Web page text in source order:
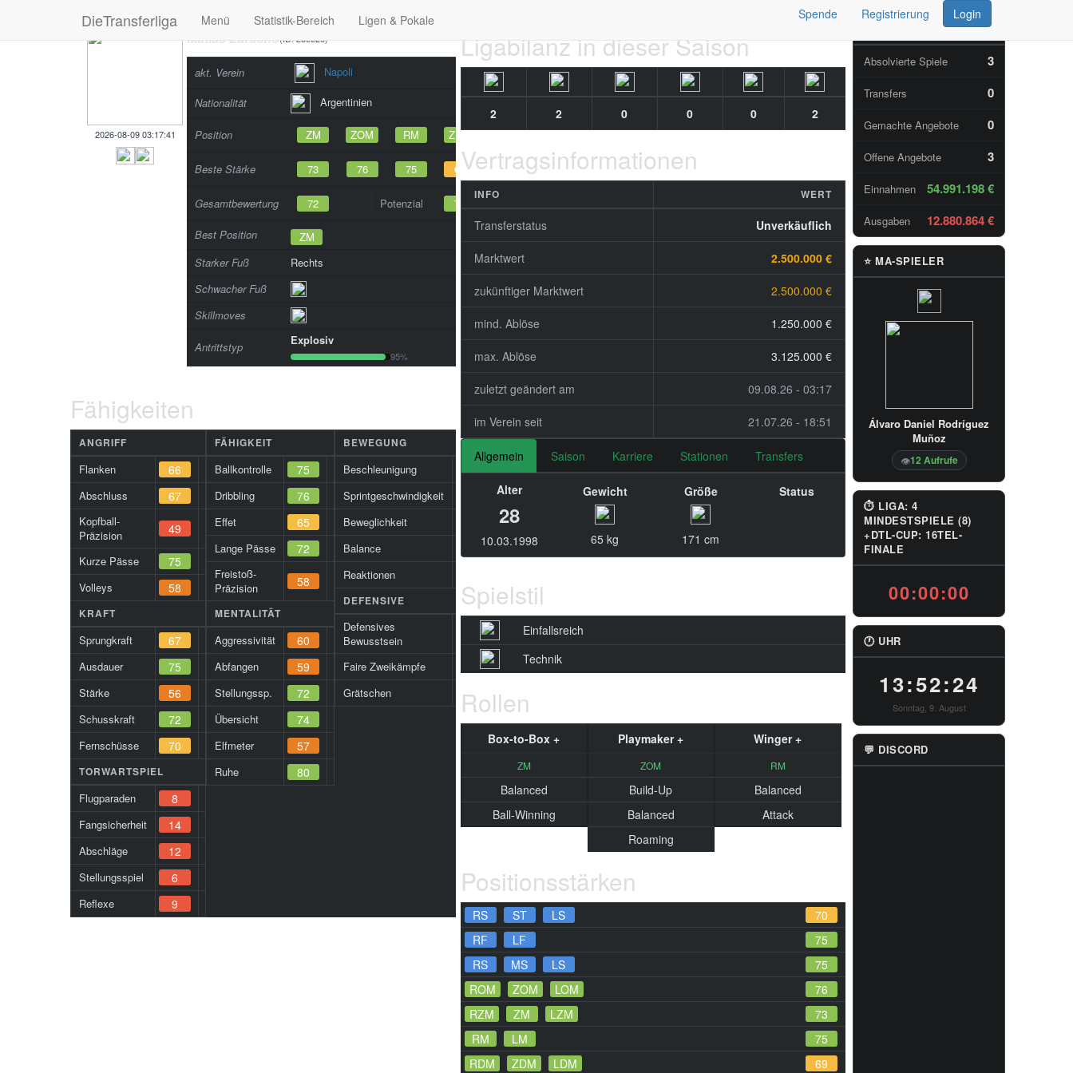
DieTransferliga Menü Statistik-Bereich Ligen & Pokale Spende Registrierung Login
2026-08-09 03:17:41
Matías Zaracho(ID: 235926)
akt. Verein Napoli
Nationalität Argentinien
Position ZM ZOM RM ZDM
Beste Stärke 73 76 75 69
Gesamtbewertung 72 Potenzial 72
Best Position
ZM
Starker Fuß
Rechts
Schwacher Fuß
Skillmoves
Antrittstyp Explosiv
95%
Fähigkeiten
ANGRIFF
Flanken 66
Abschluss 67
Kopfball-
Präzision
49
Kurze Pässe 75
Volleys 58
KRAFT
Sprungkraft 67
Ausdauer 75
Stärke 56
Schusskraft 72
Fernschüsse 70
TORWARTSPIEL
Flugparaden 8
Fangsicherheit 14
Abschläge 12
Stellungsspiel 6
Reflexe 9
FÄHIGKEIT
Ballkontrolle 75
Dribbling 76
Effet 65
Lange Pässe 72
Freistoß-
Präzision
58
MENTALITÄT
Aggressivität 60
Abfangen 59
Stellungssp. 72
Übersicht 74
Elfmeter 57
Ruhe 80
BEWEGUNG
Beschleunigung 88
Sprintgeschwindigkeit
Beweglichkeit
Balance
Reaktionen
DEFENSIVE
Defensives
Bewusstsein
Faire Zweikämpfe
Grätschen 62
Ligabilanz in dieser Saison
2 2 0 0 0 2
Vertragsinformationen
INFO WERT
Transferstatus Unverkäuflich
Marktwert 2.500.000 €
zukünftiger Marktwert 2.500.000 €
mind. Ablöse 1.250.000 €
max. Ablöse 3.125.000 €
zuletzt geändert am 09.08.26 - 03:17
im Verein seit 21.07.26 - 18:51
Allgemein Saison Karriere Stationen Transfers
Alter
28
10.03.1998
Gewicht
65 kg
Größe
171 cm
Status
Spielstil
Einfallsreich
Technik
Rollen
Box-to-Box +
ZM
Balanced
Ball-Winning
Playmaker +
ZOM
Build-Up
Balanced
Roaming
Winger +
RM
Balanced
Attack
Positionsstärken
RS ST LS
70
RF
LF
75
RS
MS LS
75
ROM
ZOM LOM
76
RZM
ZM LZM
73
RM
LM
75
RDM
ZDM LDM 69
📊 TAGESSTATISTIKEN
Absolvierte Spiele 3
Transfers 0
Gemachte Angebote 0
Offene Angebote 3
Einnahmen 54.991.198 €
Ausgaben 12.880.864 €
⭐ MA-SPIELER
Álvaro Daniel Rodríguez
Muñoz
👁12 Aufrufe
⏱ LIGA: 4
MINDESTSPIELE (8)
+DTL-CUP: 16TEL-
FINALE
00:00:00
🕐 UHR
13:52:24
Sonntag, 9. August
💬 DISCORD